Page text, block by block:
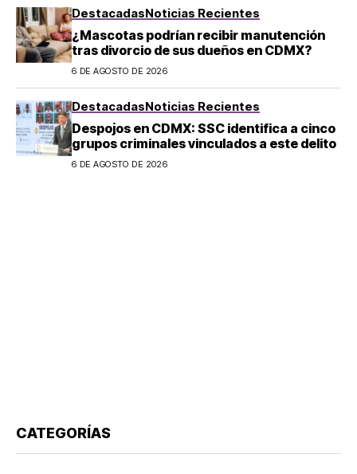
DestacadasNoticias Recientes
¿Mascotas podrían recibir manutención
tras divorcio de sus dueños en CDMX?
6 DE AGOSTO DE 2026
DestacadasNoticias Recientes
Despojos en CDMX: SSC identifica a cinco
grupos criminales vinculados a este delito
6 DE AGOSTO DE 2026
CATEGORÍAS